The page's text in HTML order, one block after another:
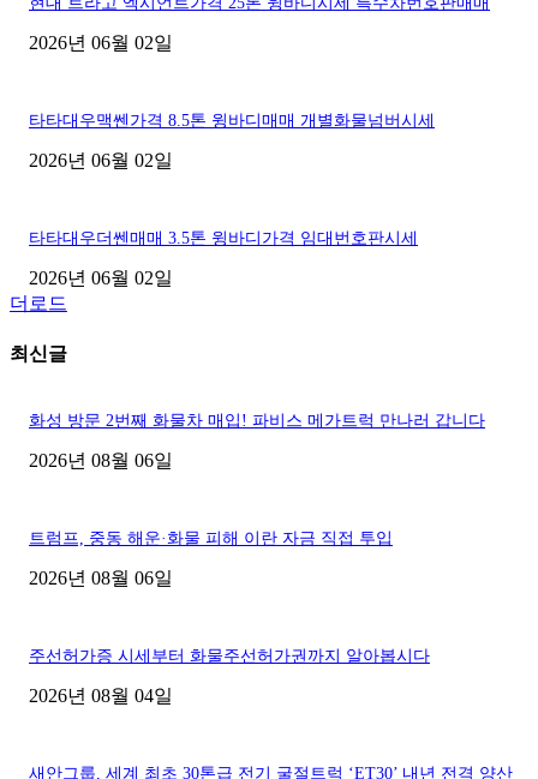
2026년 06월 02일
타타대우맥쎈가격 8.5톤 윙바디매매 개별화물넘버시세
2026년 06월 02일
타타대우더쎈매매 3.5톤 윙바디가격 임대번호판시세
2026년 06월 02일
더로드
최신글
화성 방문 2번째 화물차 매입! 파비스 메가트럭 만나러 갑니다
2026년 08월 06일
트럼프, 중동 해운·화물 피해 이란 자금 직접 투입
2026년 08월 06일
주선허가증 시세부터 화물주선허가권까지 알아봅시다
2026년 08월 04일
새안그룹, 세계 최초 30톤급 전기 굴절트럭 ‘ET30’ 내년 전격 양산